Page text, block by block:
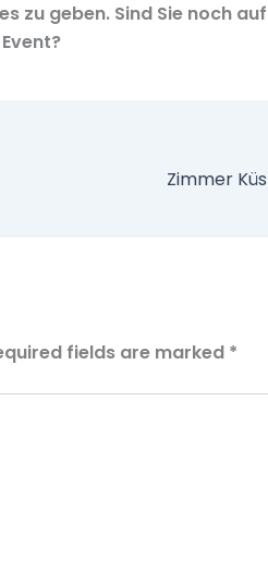
zu geben. Sind Sie noch auf
Zimmer
fields are marked *